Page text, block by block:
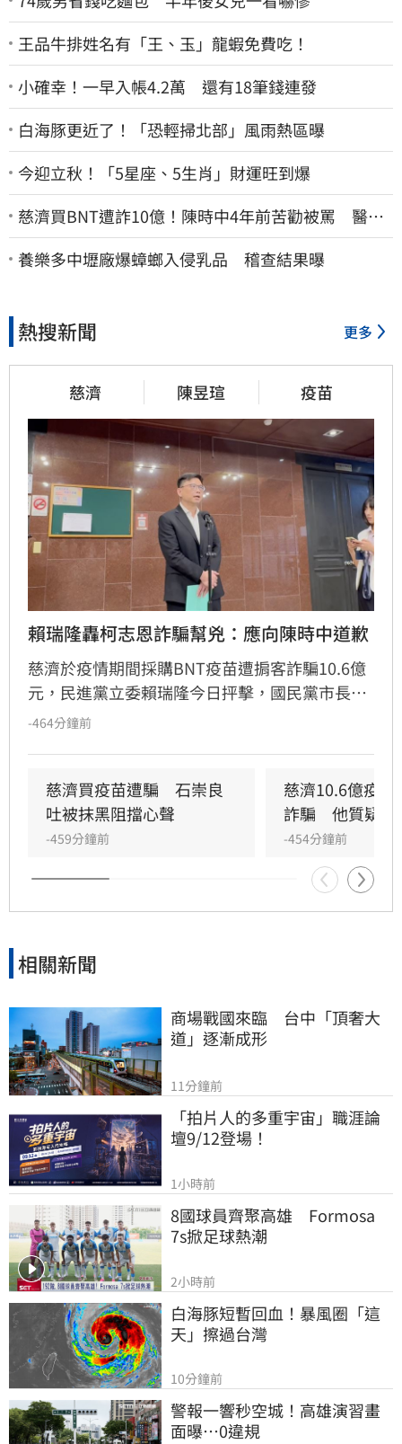
王品牛排姓名有「王、玉」龍蝦免費吃！
小確幸！一早入帳4.2萬 還有18筆錢連發
白海豚更近了！「恐輕掃北部」風雨熱區曝
今迎立秋！「5星座、5生肖」財運旺到爆
慈濟買BNT遭詐10億！陳時中4年前苦勸被罵 醫挖4
年前貼文：藍白全翻車
養樂多中壢廠爆蟑螂入侵乳品 稽查結果曝
熱搜新聞 更多
慈濟 陳昱瑄 疫苗
賴瑞隆轟柯志恩詐騙幫兇：應向陳時中道歉
慈濟於疫情期間採購BNT疫苗遭掮客詐騙10.6億
元，民進黨立委賴瑞隆今日抨擊，國民黨市長參
選人柯志恩等藍委當年質疑陳時中阻擋疫苗，如
擊是錯誤行為。
-464分鐘前
慈濟買疫苗遭騙　石崇良
吐被抹黑阻擋心聲
-459分鐘前
慈濟10.6億疫苗
詐騙　他質疑捐
-454分鐘前
相關新聞
商場戰國來臨　台中「頂奢大
道」逐漸成形
11分鐘前
「拍片人的多重宇宙」職涯論
壇9/12登場！
1小時前
8國球員齊聚高雄　Formosa
7s掀足球熱潮
2小時前
白海豚短暫回血！暴風圈「這
天」擦過台灣
10分鐘前
警報一響秒空城！高雄演習畫
面曝…0違規